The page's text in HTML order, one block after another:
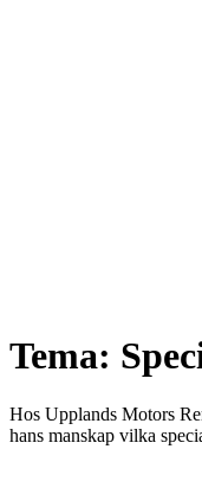
Tema:
Hos Upplands Motors
hans manskap vilka